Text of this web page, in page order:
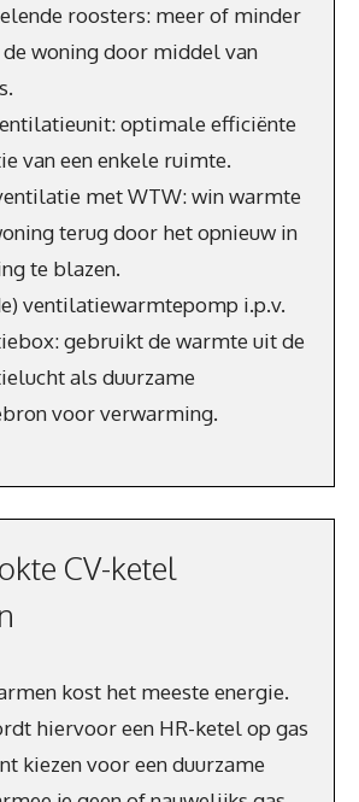
roosters: meer of minder
woning door middel van
optimale efficiënte
van een enkele ruimte.
met WTW: win warmte
terug door het opnieuw in
te blazen.
ventilatiewarmtepomp i.p.v.
gebruikt de warmte uit de
als duurzame
voor verwarming.
CV-ketel
kost het meeste energie.
hiervoor een HR-ketel op gas
kiezen voor een duurzame